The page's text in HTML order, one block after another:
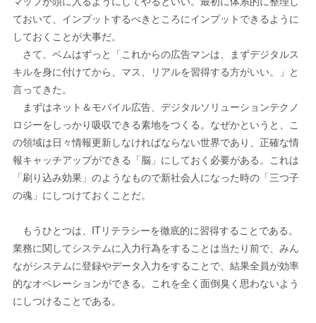
ておいて、インプットするべきところにインプットできるように
しておくことが大事だ。
さて、ベムはずっと「これからの広告マンは、まずデジタルス
キルを身に付けてから、マス、リアルを習得する方がいい。」と
言ってきた。
まずはネット＆モバイル広告、デジタルソリューションテクノ
ロジーをしっかり吸収できる素地をつくる。なぜかというと、こ
の領域は日々情報更新しなければならない世界であり、正確な情
報キャッチアップができる「脳」にしておく必要がある。これは
「刷り込み効果」のようなもので新社会人になった時の「三つ子
の魂」にしつけておくことだ。
もうひとつは、ITリテラシーを徹底的に習得することである。
業務に関してシステムに入力行為をすることは当たり前で、みん
ながシステムに登録やデータ入力をすることで、結果全員が効率
的なオペレーションができる。これを全く面倒臭く思わないよう
にしつけることである。